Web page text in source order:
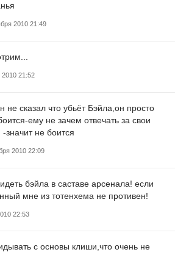
2010 21:49
2010 21:52
не сказал что убьёт Бэйла,он просто
ему не зачем отвечать за свои
значит не боится
2010 22:09
бэйла в саставе арсенала! если
мне из тотенхема не противен!
22:53
с основы клиши,что очень не